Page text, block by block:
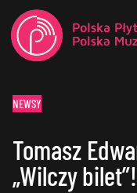
NEWSY
Tomasz
„Wilczy